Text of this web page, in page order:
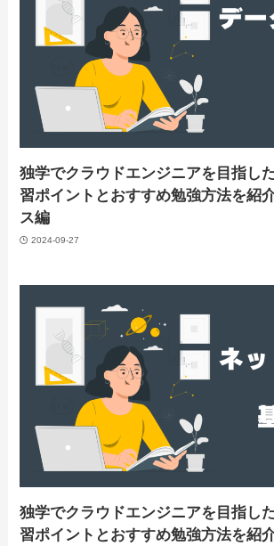
独学でクラウドエンジニアを目指し
習ポイントとおすすめ勉強方法を紹
ス編
2024-09-27
独学でクラウドエンジニアを目指し
習ポイントとおすすめ勉強方法を紹